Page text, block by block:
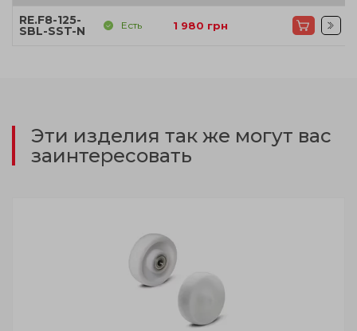
RE.F8-125-
SBL-SST-N Есть 1 980 грн
Эти изделия так же могут вас
заинтересовать